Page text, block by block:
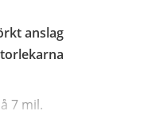
anslag
7 mil.